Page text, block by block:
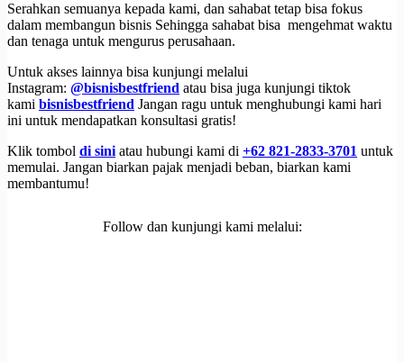
Serahkan semuanya kepada kami, dan sahabat tetap bisa fokus
dalam membangun bisnis Sehingga sahabat bisa mengehmat waktu
dan tenaga untuk mengurus perusahaan.
Untuk akses lainnya bisa kunjungi melalui
Instagram: @bisnisbestfriend atau bisa juga kunjungi tiktok
kami bisnisbestfriend Jangan ragu untuk menghubungi kami hari
ini untuk mendapatkan konsultasi gratis!
Klik tombol di sini atau hubungi kami di +62 821-2833-3701 untuk
memulai. Jangan biarkan pajak menjadi beban, biarkan kami
membantumu!
Follow dan kunjungi kami melalui: